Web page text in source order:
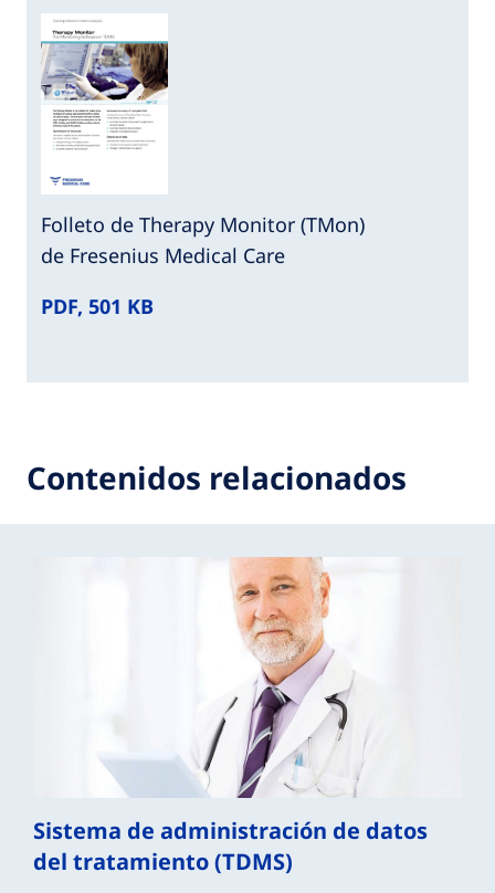
Folleto de Therapy Monitor (TMon)
de Fresenius Medical Care
PDF, 501 KB
Contenidos relacionados
Sistema de administración de datos
del tratamiento (TDMS)